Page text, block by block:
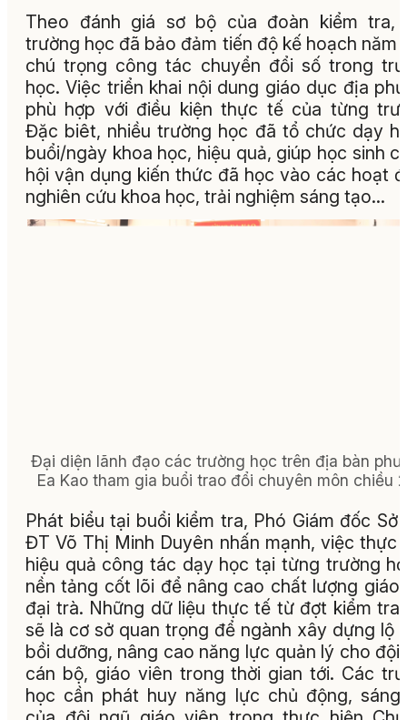
Theo đánh giá sơ bộ của đoàn kiểm tra,
trường học đã bảo đảm tiến độ kế hoạch năm
chú trọng công tác chuyển đổi số trong
học. Việc triển khai nội dung giáo dục địa
phù hợp với điều kiện thực tế của từng
Đặc biêt, nhiều trường học đã tổ chức dạy
buổi/ngày khoa học, hiệu quả, giúp học sinh
hội vận dụng kiến thức đã học vào các hoạt
nghiên cứu khoa học, trải nghiệm sáng tạo…
Đại diện lãnh đạo các trường học trên địa bàn
Ea Kao tham gia buổi trao đổi chuyên môn chiều
Phát biểu tại buổi kiểm tra, Phó Giám đốc Sở
ĐT Võ Thị Minh Duyên nhấn mạnh, việc thực
hiệu quả công tác dạy học tại từng trường
nền tảng cốt lõi để nâng cao chất lượng giáo
đại trà. Những dữ liệu thực tế từ đợt kiểm tra
sẽ là cơ sở quan trọng để ngành xây dựng lộ
bồi dưỡng, nâng cao năng lực quản lý cho đội
cán bộ, giáo viên trong thời gian tới. Các
học cần phát huy năng lực chủ động, sáng